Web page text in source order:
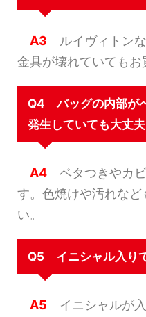
A3 ルイヴィトンな
金具が壊れていてもお
Q4 バッグの内部が
発生していても大丈夫
A4 ベタつきやカ
す。色焼けや汚れなど
い。
Q5 イニシャル入り
A5 イニシャルが